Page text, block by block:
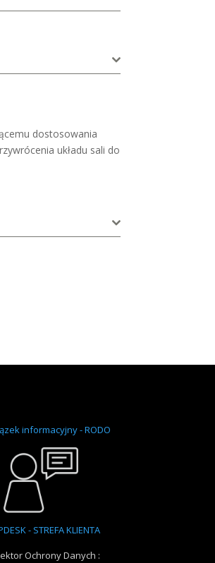
dostosowania
układu sali do
informacyjny - RODO
- STREFA KLIENTA
Ochrony Danych :